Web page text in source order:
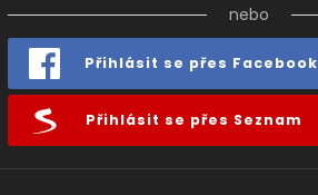
nebo
Přihlásit se přes Facebook
Přihlásit se přes Seznam